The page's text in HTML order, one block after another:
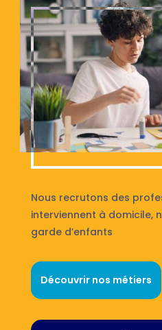
Nous recrutons des
interviennent à domicile,
garde d’enfants
Découvrir nos métiers